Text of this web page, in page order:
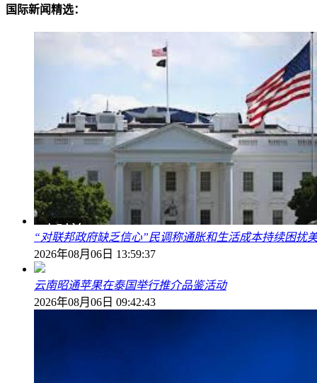
国际新闻精选：
“对联邦政府缺乏信心”民调称通胀和生活成本持续困扰
2026年08月06日 13:59:37
云南昭通苹果在泰国举行推介品鉴活动
2026年08月06日 09:42:43